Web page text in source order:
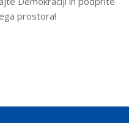
prostora!